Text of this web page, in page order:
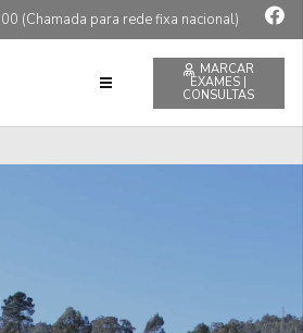
(Chamada para rede fixa nacional)
MARCAR
EXAMES |
CONSULTAS